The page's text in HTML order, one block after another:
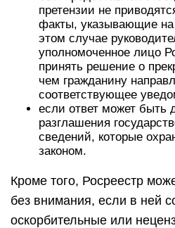
претензии не
факты, указывающие
этом случае
уполномоченное лицо
принять решение о
чем гражданину
соответствующее
если ответ может быть
разглашения
сведений, которые
законом.
Кроме того, Росреестр
без внимания, если в ней
оскорбительные или